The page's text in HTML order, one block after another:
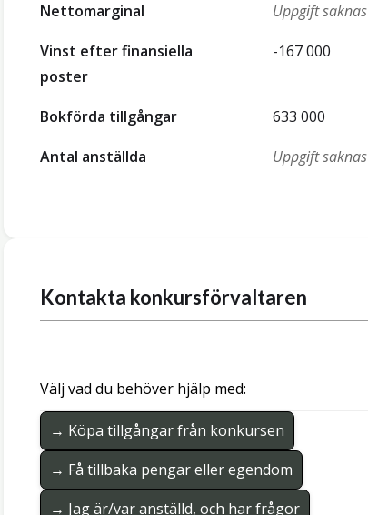
Nettomarginal
Uppgift saknas
Vinst efter finansiella
poster
-167 000
Bokförda tillgångar
633 000
Antal anställda
Uppgift saknas
Kontakta konkursförvaltaren
Välj vad du behöver hjälp med:
→ Köpa tillgångar från konkursen
→ Få tillbaka pengar eller egendom
→ Jag är/var anställd, och har frågor